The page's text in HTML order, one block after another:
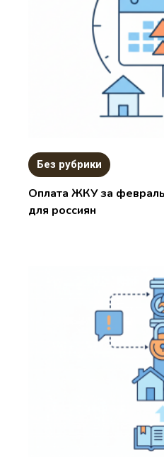
Без рубрики
Оплата ЖКУ за
для россиян